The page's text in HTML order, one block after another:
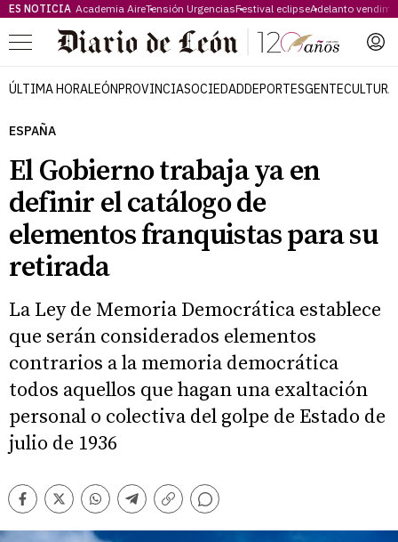
ES NOTICIA Academia AireTensión UrgenciasFestival eclipseAdelanto
Menú
ÚLTIMA HORALEÓNPROVINCIASOCIEDADDEPORTESGENTECULTURA
ESPAÑA
El Gobierno trabaja ya en
definir el catálogo de
elementos franquistas para su
retirada
La Ley de Memoria Democrática establece
que serán considerados elementos
contrarios a la memoria democrática
todos aquellos que hagan una exaltación
personal o colectiva del golpe de Estado de
julio de 1936
Facebook
TwitterWhatsappTelegram
Copiar
Comentarios